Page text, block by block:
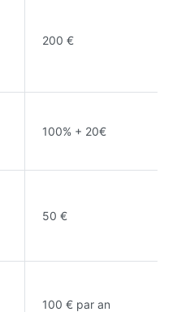
200 €
100% + 20€
50 €
100 € par an